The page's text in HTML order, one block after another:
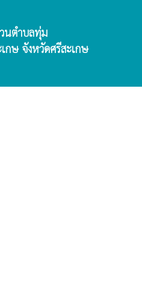
นตำบลทุ่ม
เกษ จังหวัดศรีสะเกษ